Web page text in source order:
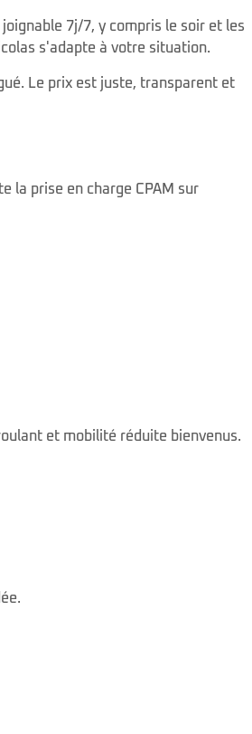
7j/7, y compris le soir et les
s'adapte à votre situation.
Le prix est juste, transparent et
la prise en charge CPAM sur
et mobilité réduite bienvenus.